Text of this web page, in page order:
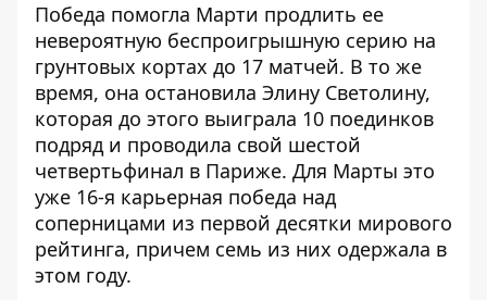
Победа помогла Марти продлить ее
невероятную беспроигрышную серию на
грунтовых кортах до 17 матчей. В то же
время, она остановила Элину Светолину,
которая до этого выиграла 10 поединков
подряд и проводила свой шестой
четвертьфинал в Париже. Для Марты это
уже 16-я карьерная победа над
соперницами из первой десятки мирового
рейтинга, причем семь из них одержала в
этом году.